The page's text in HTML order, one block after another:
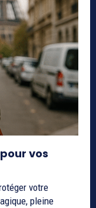
vos
votre
pleine